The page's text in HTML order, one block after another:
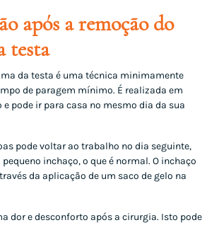
após a remoção do
testa
da testa é uma técnica minimamente
de paragem mínimo. É realizada em
pode ir para casa no mesmo dia da sua
pode voltar ao trabalho no dia seguinte,
inchaço, o que é normal. O inchaço
da aplicação de um saco de gelo na
dor e desconforto após a cirurgia. Isto pode